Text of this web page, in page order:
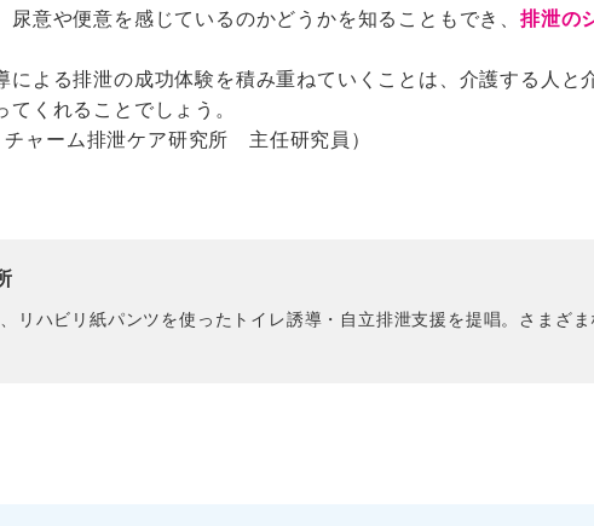
意や便意を感じているのかどうかを知ることもでき、 排泄の
よる排泄の成功体験を積み重ねていくことは、介護する人と
くれることでしょう。
ャーム排泄ケア研究所 主任研究員）
リハビリ紙パンツを使ったトイレ誘導・自立排泄支援を提唱。さまざ